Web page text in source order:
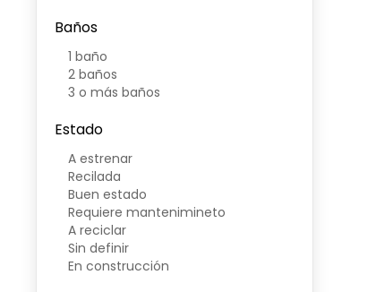
Baños
1 baño
2 baños
3 o más baños
Estado
A estrenar
Recilada
Buen estado
Requiere mantenimineto
A reciclar
Sin definir
En construcción